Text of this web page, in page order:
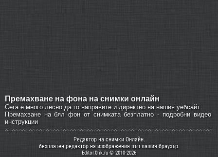
Премахване на фона на снимки онлайн
Сега е много лесно да го направите и директно на нашия уебсайт.
Премахване на бял фон от снимката безплатно - подробни видео
инструкции
Редактор на снимки Онлайн.
безплатен редактор на изображения във вашия браузър.
Editor.0lik.ru © 2010-2026